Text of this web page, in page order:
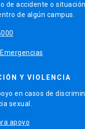
de accidente o
de algún campus.
Y VIOLENCIA
en casos de
sexual.
apoyo